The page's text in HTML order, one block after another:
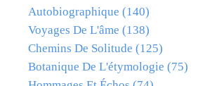
Autobiographique (140)
Voyages De L'âme (138)
Chemins De Solitude (125)
Botanique De L'étymologie (75)